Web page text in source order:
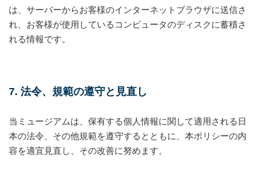
は、サーバーからお客様のインターネットブラウザに送信さ
れ、お客様が使用しているコンピュータのディスクに蓄積さ
れる情報です。
7. 法令、規範の遵守と見直し
当ミュージアムは、保有する個人情報に関して適用される日
本の法令、その他規範を遵守するとともに、本ポリシーの内
容を適宜見直し、その改善に努めます。